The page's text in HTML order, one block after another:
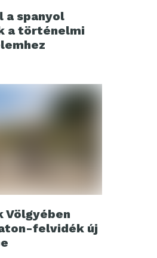
a spanyol
a történelmi
Völgyében
felvidék új